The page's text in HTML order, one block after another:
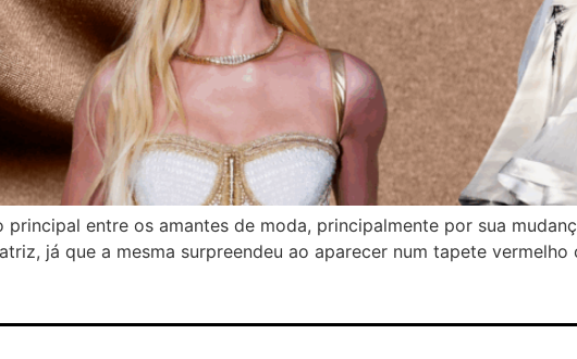
entre os amantes de moda, principalmente por sua
já que a mesma surpreendeu ao aparecer num tapete